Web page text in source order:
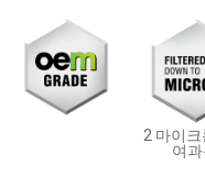
2 마이크
여과